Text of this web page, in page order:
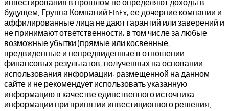
инвестирования в прошлом не определяют доходы в
будущем. Группа Компаний FinEx, ее дочерние компании и
аффилированные лица не дают гарантий или заверений и
не принимают ответственности, в том числе за любые
возможные убытки (прямые или косвенные,
предвиденные и непредвиденные в отношении
финансовых результатов, полученных на основании
использования информации, размещенной на данном
сайте и не рекомендует использовать указанную
информацию в качестве единственного источника
информации при принятии инвестиционного решения.